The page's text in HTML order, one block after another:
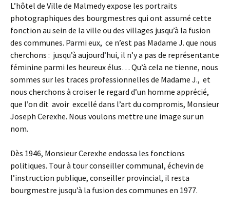
L’hôtel de Ville de Malmedy expose les portraits
photographiques des bourgmestres qui ont assumé cette
fonction au sein de la ville ou des villages jusqu’à la fusion
des communes. Parmi eux, ce n’est pas Madame J. que nous
cherchons : jusqu’à aujourd’hui, il n’y a pas de représentante
féminine parmi les heureux élus… Qu’à cela ne tienne, nous
sommes sur les traces professionnelles de Madame J., et
nous cherchons à croiser le regard d’un homme apprécié,
que l’on dit avoir excellé dans l’art du compromis, Monsieur
Joseph Cerexhe. Nous voulons mettre une image sur un
nom.
Dès 1946, Monsieur Cerexhe endossa les fonctions
politiques. Tour à tour conseiller communal, échevin de
l’instruction publique, conseiller provincial, il resta
bourgmestre jusqu’à la fusion des communes en 1977.